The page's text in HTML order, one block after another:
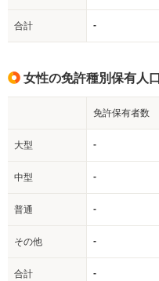
合計 -
女性の免許種別保有人口
免許保有者数
大型 -
中型 -
普通 -
その他 -
合計 -